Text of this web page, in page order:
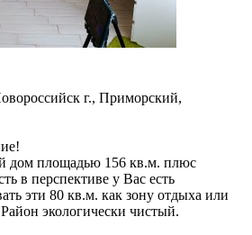
г., Приморский,
дом площадью 156 кв.м. плюс
в перспективе у Вас есть
эти 80 кв.м. как зону отдыха или
экологически чистый.